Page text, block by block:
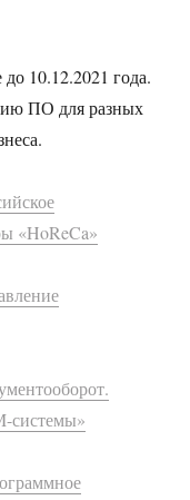
10.12.2021 года.
ПО для разных
«HoReCa»
системы»